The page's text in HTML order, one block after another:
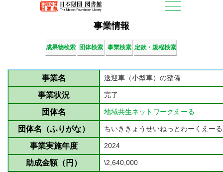
事業情報
成果物検索 団体検索 事業検索 定款・規程検索
事業名 送迎車（小型車）の整備
事業状況 完了
団体名 地域共生ネットワークえーる
団体名（ふりがな） ちいききょうせいねっとわーくえーる
事業実施年度 2024
助成金額（円） \2,640,000